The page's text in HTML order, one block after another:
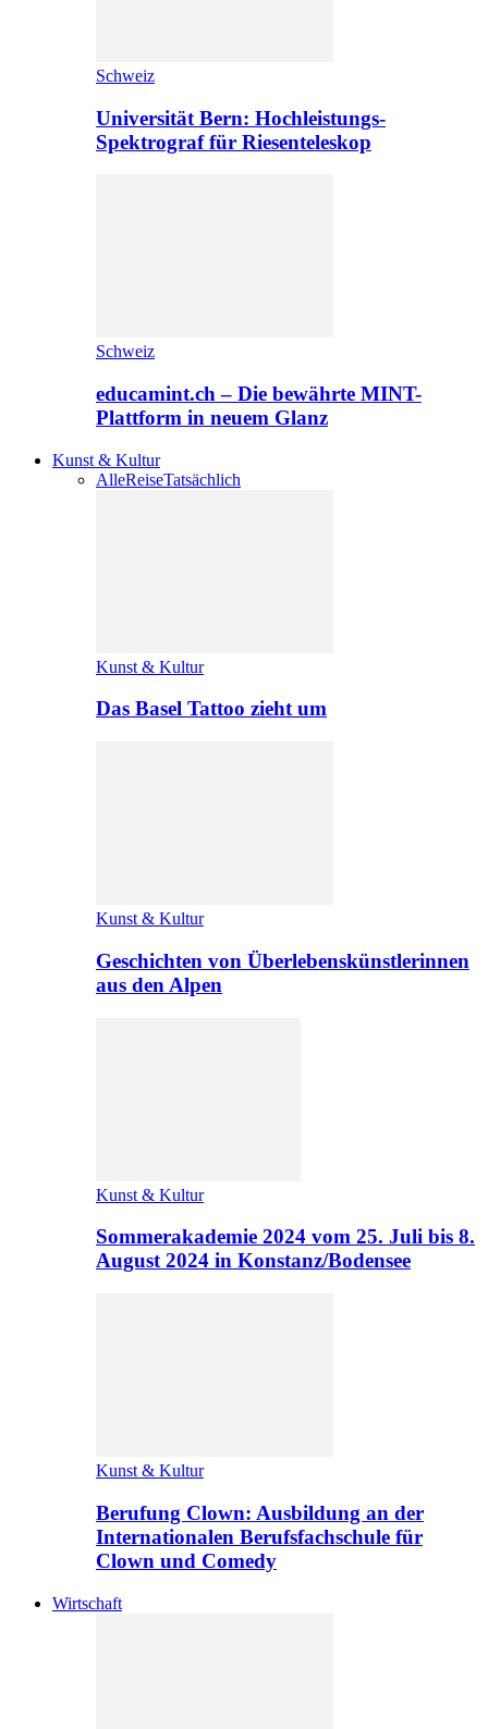
Schweiz
Universität Bern: Hochleistungs-
Spektrograf für Riesenteleskop
Schweiz
educamint.ch – Die bewährte MINT-
Plattform in neuem Glanz
Kunst & Kultur
AlleReiseTatsächlich
Kunst & Kultur
Das Basel Tattoo zieht um
Kunst & Kultur
Geschichten von Überlebenskünstlerinnen
aus den Alpen
Kunst & Kultur
Sommerakademie 2024 vom 25. Juli bis 8.
August 2024 in Konstanz/Bodensee
Kunst & Kultur
Berufung Clown: Ausbildung an der
Internationalen Berufsfachschule für
Clown und Comedy
Wirtschaft